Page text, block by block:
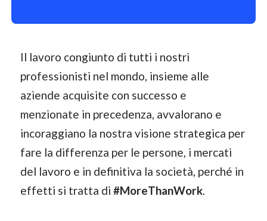
Il lavoro congiunto di tutti i nostri
professionisti nel mondo, insieme alle
aziende acquisite con successo e
menzionate in precedenza, avvalorano e
incoraggiano la nostra visione strategica per
fare la differenza per le persone, i mercati
del lavoro e in definitiva la società, perché in
effetti si tratta di #MoreThanWork.